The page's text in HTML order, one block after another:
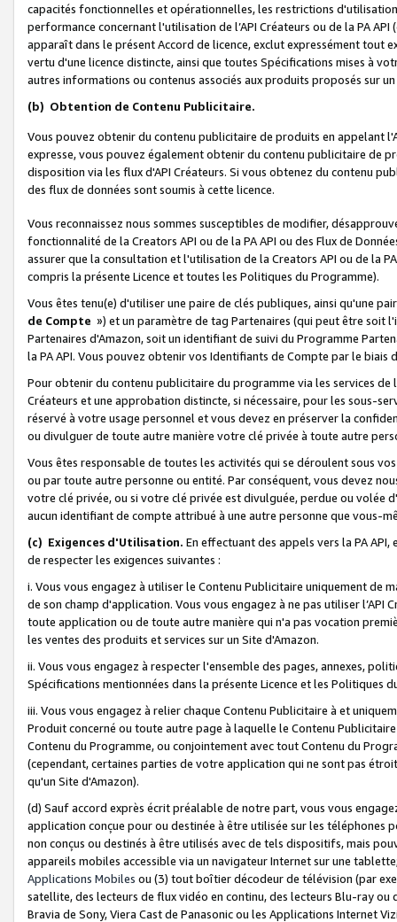
capacités fonctionnelles et opérationnelles, les restrictions
performance concernant l'utilisation de l’API Créateurs ou de la PA
apparaît dans le présent Accord de licence, exclut expressément tout
vertu d'une licence distincte, ainsi que toutes Spécifications mises à
autres informations ou contenus associés aux produits proposés sur
(b) Obtention de Contenu Publicitaire.
Vous pouvez obtenir du contenu publicitaire de produits en appelant
expresse, vous pouvez également obtenir du contenu publicitaire de
disposition via les flux d'API Créateurs. Si vous obtenez du contenu
des flux de données sont soumis à cette licence.
Vous reconnaissez nous sommes susceptibles de modifier,
fonctionnalité de la Creators API ou de la PA API ou des Flux de
assurer que la consultation et l'utilisation de la Creators API ou de la
compris la présente Licence et toutes les Politiques du Programme).
Vous êtes tenu(e) d'utiliser une paire de clés publiques, ainsi qu'une
de Compte ») et un paramètre de tag Partenaires (qui peut être soit
Partenaires d'Amazon, soit un identifiant de suivi du Programme
la PA API. Vous pouvez obtenir vos Identifiants de Compte par le biais
Pour obtenir du contenu publicitaire du programme via les services
Créateurs et une approbation distincte, si nécessaire, pour les sous-
réservé à votre usage personnel et vous devez en préserver la
ou divulguer de toute autre manière votre clé privée à toute autre
Vous êtes responsable de toutes les activités qui se déroulent sous
ou par toute autre personne ou entité. Par conséquent, vous devez
votre clé privée, ou si votre clé privée est divulguée, perdue ou volée
aucun identifiant de compte attribué à une autre personne que vous-
(c) Exigences d'Utilisation. En effectuant des appels vers la PA
de respecter les exigences suivantes :
i. Vous vous engagez à utiliser le Contenu Publicitaire uniquement de
de son champ d'application. Vous vous engagez à ne pas utiliser l’API
toute application ou de toute autre manière qui n'a pas vocation
les ventes des produits et services sur un Site d'Amazon.
ii. Vous vous engagez à respecter l'ensemble des pages, annexes,
Spécifications mentionnées dans la présente Licence et les Politiques
iii. Vous vous engagez à relier chaque Contenu Publicitaire à et
Produit concerné ou toute autre page à laquelle le Contenu
Contenu du Programme, ou conjointement avec tout Contenu du
(cependant, certaines parties de votre application qui ne sont pas
qu'un Site d'Amazon).
(d) Sauf accord exprès écrit préalable de notre part, vous vous
application conçue pour ou destinée à être utilisée sur les téléphones
non conçus ou destinés à être utilisés avec de tels dispositifs, mais
appareils mobiles accessible via un navigateur Internet sur une
Applications Mobiles ou (3) tout boîtier décodeur de télévision (par
satellite, des lecteurs de flux vidéo en continu, des lecteurs Blu-ray
Bravia de Sony, Viera Cast de Panasonic ou les Applications Internet